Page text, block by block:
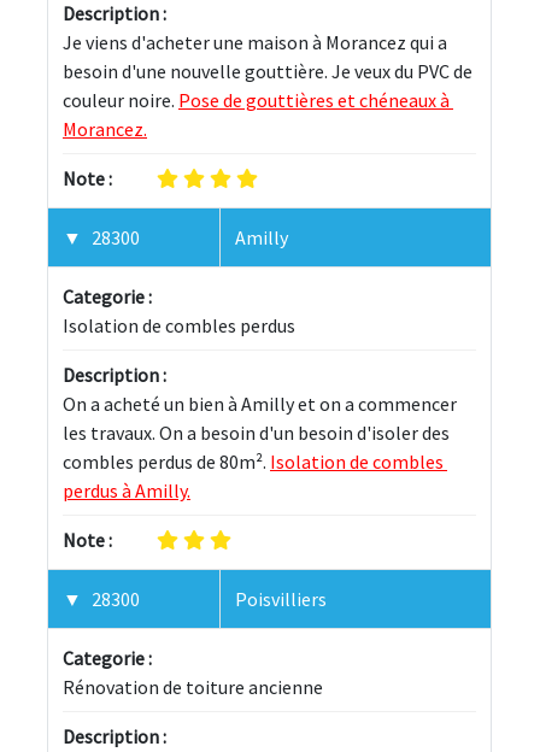
Description :
Je viens d'acheter une maison à Morancez qui a
besoin d'une nouvelle gouttière. Je veux du PVC de
couleur noire. Pose de gouttières et chéneaux à
Morancez.
Note :
28300 Amilly
Categorie :
Isolation de combles perdus
Description :
On a acheté un bien à Amilly et on a commencer
les travaux. On a besoin d'un besoin d'isoler des
combles perdus de 80m². Isolation de combles
perdus à Amilly.
Note :
28300 Poisvilliers
Categorie :
Rénovation de toiture ancienne
Description :